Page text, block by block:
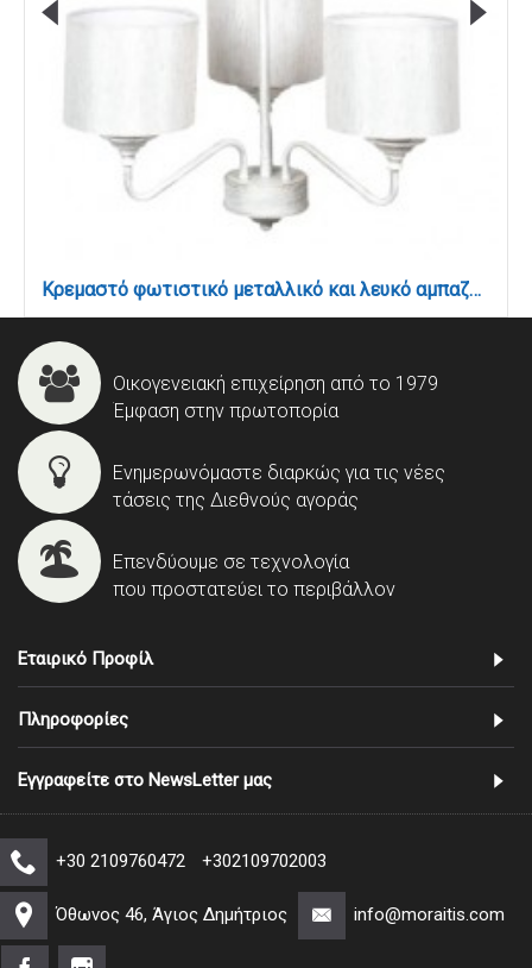
Κρεμαστό φωτιστικό μεταλλικό και λευκό αμπαζο΄΄ύρ 3XE27 (6117-3)
Οικογενειακή επιχείρηση από το 1979
Έμφαση στην πρωτοπορία
Ενημερωνόμαστε διαρκώς για τις νέες
τάσεις της Διεθνούς αγοράς
Επενδύουμε σε τεχνολογία
που προστατεύει το περιβάλλον
Εταιρικό Προφίλ
Πληροφορίες
Εγγραφείτε στο NewsLetter μας
+30 2109760472 +302109702003
Όθωνος 46, Άγιος Δημήτριος info@moraitis.com